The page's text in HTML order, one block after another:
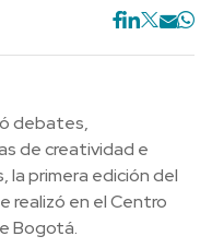
debates,
de creatividad e
primera edición del
realizó en el Centro
Bogotá.